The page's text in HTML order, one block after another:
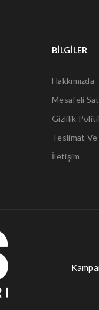
BILGILER
Hakkımızda
Mesafeli
Gizlilik
Teslimat Ve
İletişim